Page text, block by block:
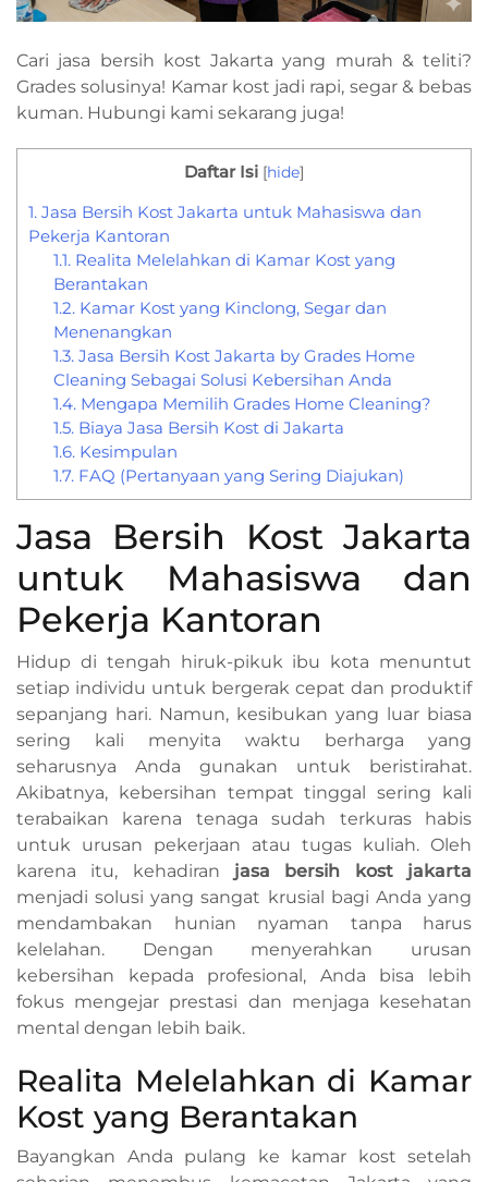
Cari jasa bersih kost Jakarta yang murah & teliti?
Grades solusinya! Kamar kost jadi rapi, segar & bebas
kuman. Hubungi kami sekarang juga!
Daftar Isi [hide]
1. Jasa Bersih Kost Jakarta untuk Mahasiswa dan
Pekerja Kantoran
1.1.Realita Melelahkan di Kamar Kost yang
Berantakan
1.2.Kamar Kost yang Kinclong, Segar dan
Menenangkan
1.3.Jasa Bersih Kost Jakarta by Grades Home
Cleaning Sebagai Solusi Kebersihan Anda
1.4.Mengapa Memilih Grades Home Cleaning?
1.5.Biaya Jasa Bersih Kost di Jakarta
1.6.Kesimpulan
1.7.FAQ (Pertanyaan yang Sering Diajukan)
Jasa Bersih Kost Jakarta
untuk Mahasiswa dan
Pekerja Kantoran
Hidup di tengah hiruk-pikuk ibu kota menuntut
setiap individu untuk bergerak cepat dan produktif
sepanjang hari. Namun, kesibukan yang luar biasa
sering kali menyita waktu berharga yang
seharusnya Anda gunakan untuk beristirahat.
Akibatnya, kebersihan tempat tinggal sering kali
terabaikan karena tenaga sudah terkuras habis
untuk urusan pekerjaan atau tugas kuliah. Oleh
karena itu, kehadiran jasa bersih kost jakarta
menjadi solusi yang sangat krusial bagi Anda yang
mendambakan hunian nyaman tanpa harus
kelelahan. Dengan menyerahkan urusan
kebersihan kepada profesional, Anda bisa lebih
fokus mengejar prestasi dan menjaga kesehatan
mental dengan lebih baik.
Realita Melelahkan di Kamar
Kost yang Berantakan
Bayangkan Anda pulang ke kamar kost setelah